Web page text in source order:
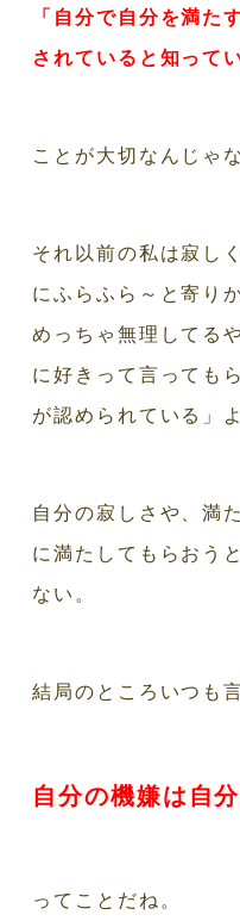
「自分で自分を満た
されていると知って
ことが大切なんじゃ
それ以前の私は寂し
にふらふら～と寄り
めっちゃ無理してる
に好きって言っても
が認められている」
自分の寂しさや、満
に満たしてもらおう
ない。
結局のところいつも
自分の機嫌は自
ってことだね。